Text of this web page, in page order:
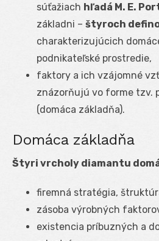
súťažiach hľadá M. E.
základni – štyroch
charakterizujúcich
podnikateľské prostredie,
faktory a ich vzájomné
znázorňujú vo forme tzv.
(domáca základňa).
Domáca základňa
Štyri vrcholy diamantu
firemná stratégia,
zásoba výrobných
existencia príbuzných a